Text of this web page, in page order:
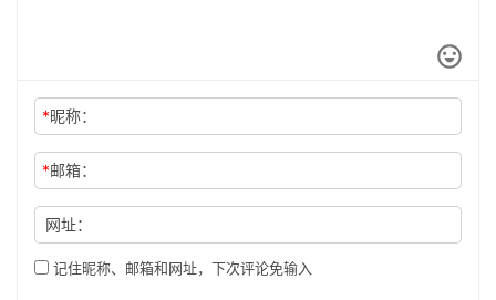
科
*昵称：
*邮箱：
网址：
记住昵称、邮箱和网址，下次评论免输入